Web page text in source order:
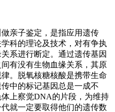
亲子鉴定，是指应用遗传
科的理论及技术，对有争执
系进行断定。通过遗传基因
有没有生物血缘关系，其原
。脱氧核糖核酸是携带生命
中的标记基因总是一成不
上察觉DNA的片段，为维持
就一定要取得他们的遗传数